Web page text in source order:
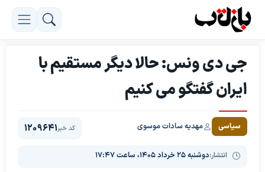
جی دی ونس: حالا دیگر مستقیم با
ایران گفتگو می کنیم
سیاسی مهدیه سادات موسوی
انتشار:دوشنبه ۲۵ خرداد ۱۴۰۵، ساعت ۱۷:۴۷
کد خبر1209641